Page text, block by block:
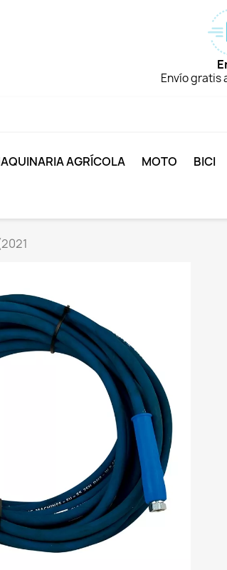
Envío gratis
AGRÍCOLA MOTO BICI